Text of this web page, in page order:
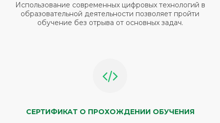
Использование современных цифровых технологий в
образовательной деятельности позволяет пройти
обучение без отрыва от основных задач.
СЕРТИФИКАТ О ПРОХОЖДЕНИИ ОБУЧЕНИЯ